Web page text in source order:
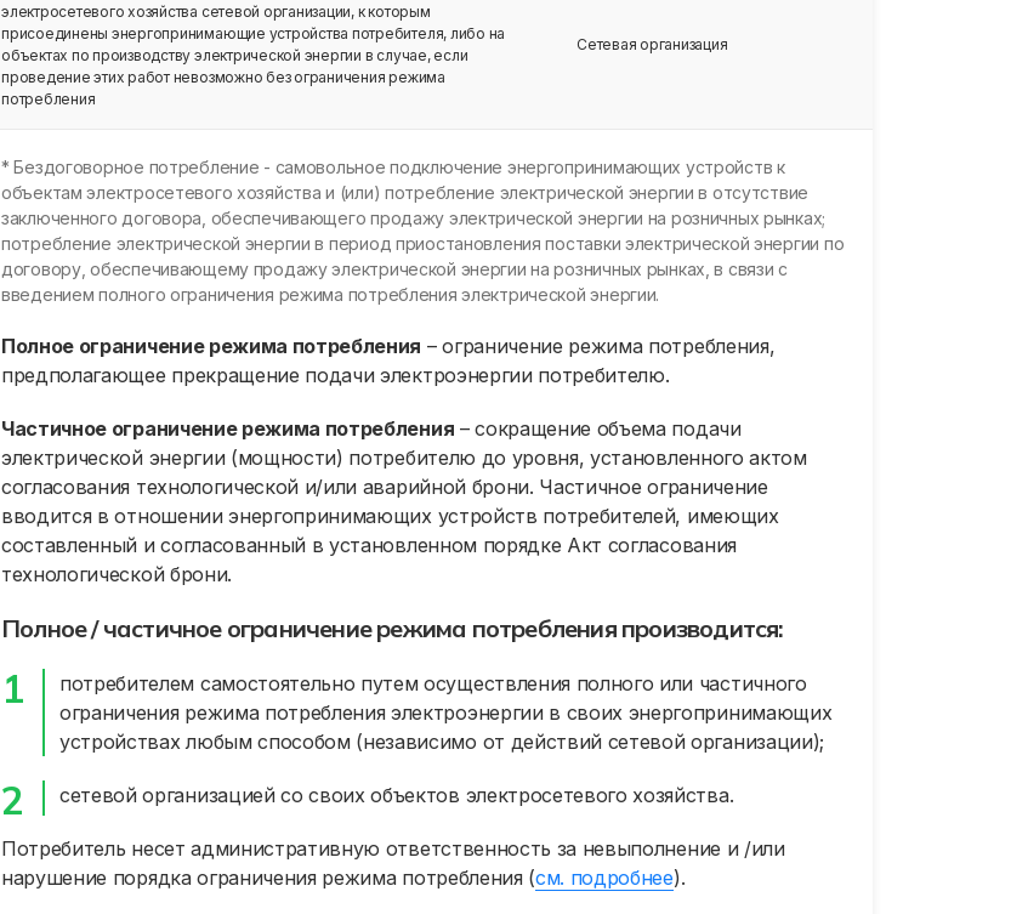
электросетевого хозяйства сетевой организации, к которым
присоединены энергопринимающие устройства потребителя, либо на
объектах по производству электрической энергии в случае, если
проведение этих работ невозможно без ограничения режима
потребления
Сетевая организация
* Бездоговорное потребление - самовольное подключение энергопринимающих устройств к
объектам электросетевого хозяйства и (или) потребление электрической энергии в отсутствие
заключенного договора, обеспечивающего продажу электрической энергии на розничных рынках;
потребление электрической энергии в период приостановления поставки электрической энергии по
договору, обеспечивающему продажу электрической энергии на розничных рынках, в связи с
введением полного ограничения режима потребления электрической энергии.
Полное ограничение режима потребления – ограничение режима потребления,
предполагающее прекращение подачи электроэнергии потребителю.
Частичное ограничение режима потребления – сокращение объема подачи
электрической энергии (мощности) потребителю до уровня, установленного актом
согласования технологической и/или аварийной брони. Частичное ограничение
вводится в отношении энергопринимающих устройств потребителей, имеющих
составленный и согласованный в установленном порядке Акт согласования
технологической брони.
Полное / частичное ограничение режима потребления производится:
потребителем самостоятельно путем осуществления полного или частичного
ограничения режима потребления электроэнергии в своих энергопринимающих
устройствах любым способом (независимо от действий сетевой организации);
сетевой организацией со своих объектов электросетевого хозяйства.
Потребитель несет административную ответственность за невыполнение и /или
нарушение порядка ограничения режима потребления (см. подробнее).